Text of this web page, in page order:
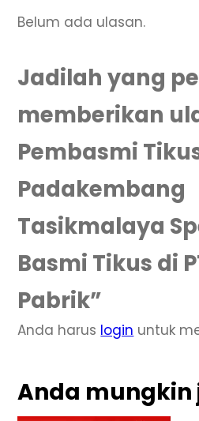
Belum ada ulasan.
Jadilah yang
memberikan
Pembasmi
Padakembang
Tasikmalaya
Basmi Tikus di
Pabrik”
Anda harus login untuk
Anda